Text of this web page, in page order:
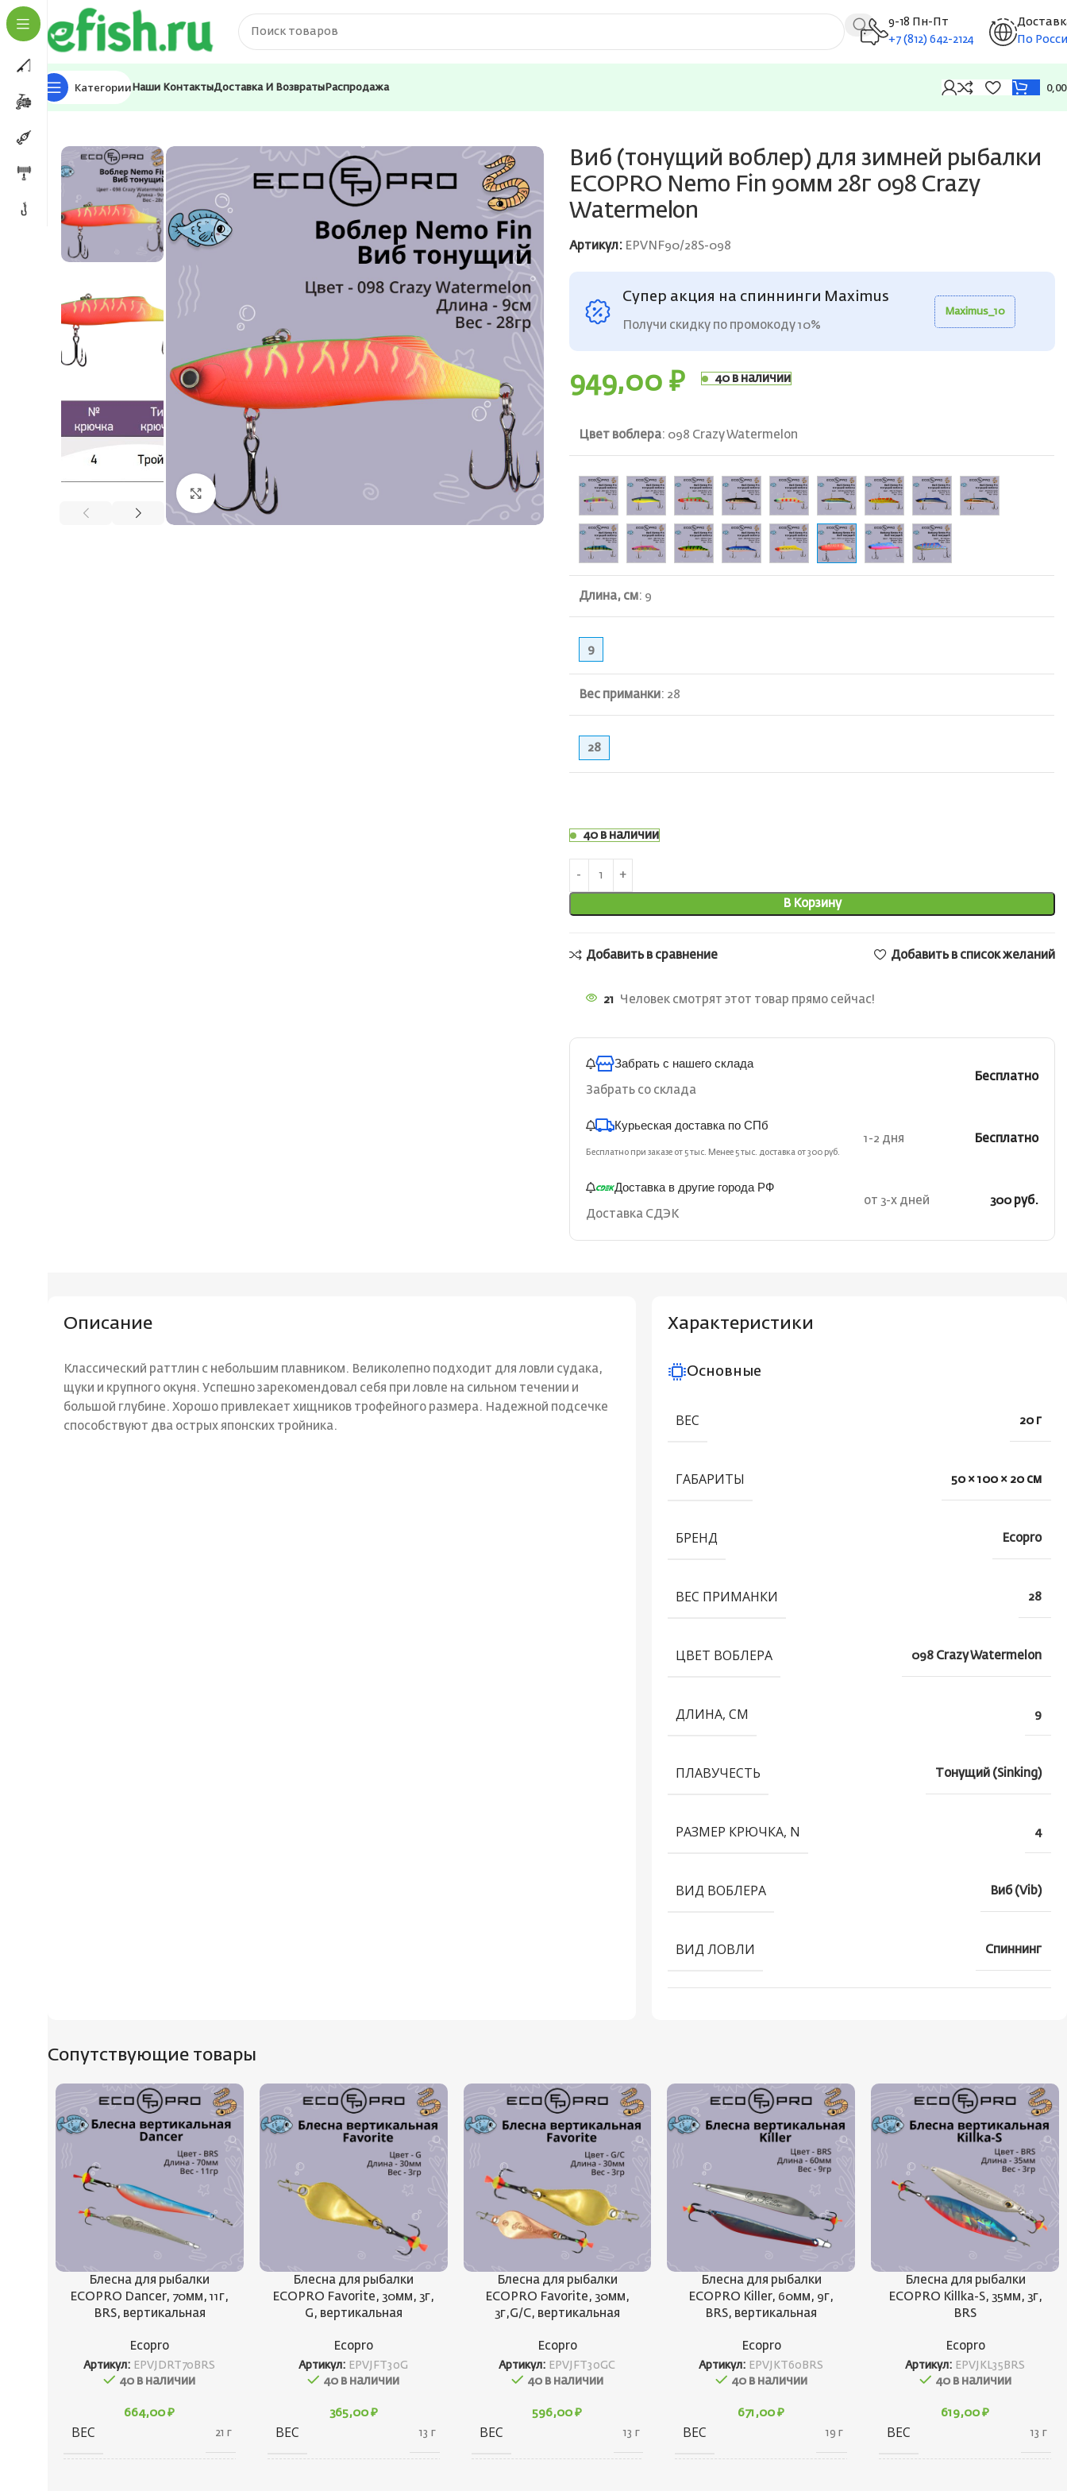
9-18 Пн-Пт
+7 (812) 642-2124
По
Категории Наши КонтактыДоставка И Возвраты Распродажа
Главная Приманки
Нажмите, чтобы увеличить
Виб (тонущий воблер) для зимней рыбалки
ECOPRO Nemo Fin 90мм 28г 098 Crazy
Watermelon
Артикул: EPVNF90/28S-098
Супер акция на спиннинги Maximus
Получи скидку по промокоду 10%
Maximus_10
949,00 ₽ 40 в наличии
Цвет воблера: 098 Crazy Watermelon
Длина, см: 9
9
Вес приманки: 28
28
40 в наличии
В Корзину
Добавить в сравнение Добавить в список желаний
21 Человек смотрят этот товар прямо сейчас!
Забрать с нашего склада
Забрать со склада
Бесплатно
Курьеская доставка по СПб
Бесплатно при заказе от 5 тыс. Менее 5 тыс. доставка от 300 руб.
1-2 дня Бесплатно
Доставка в другие города РФ
Доставка СДЭК
от 3-х дней 300 руб.
Описание
Классический раттлин с небольшим плавником. Великолепно подходит для ловли судака,
щуки и крупного окуня. Успешно зарекомендовал себя при ловле на сильном течении и
большой глубине. Хорошо привлекает хищников трофейного размера. Надежной подсечке
способствуют два острых японских тройника.
Характеристики
Основные
ВЕС 20 г
ГАБАРИТЫ 50 × 100 × 20 см
БРЕНД Ecopro
ВЕС ПРИМАНКИ 28
ЦВЕТ ВОБЛЕРА 098 Crazy Watermelon
ДЛИНА, СМ 9
ПЛАВУЧЕСТЬ Тонущий (Sinking)
РАЗМЕР КРЮЧКА, N 4
ВИД ВОБЛЕРА Виб (Vib)
ВИД ЛОВЛИ Спиннинг
Сопутствующие товары
Блесна для рыбалки
ECOPRO Dancer, 70мм, 11г,
BRS, вертикальная
Ecopro
Артикул: EPVJDRT70BRS
40 в наличии
664,00₽
ВЕС 21 г
Блесна для рыбалки
ECOPRO Favorite, 30мм, 3г,
G, вертикальная
Ecopro
Артикул: EPVJFT30G
40 в наличии
365,00 ₽
ВЕС 13 г
Блесна для рыбалки
ECOPRO Favorite, 30мм,
3г,G/C, вертикальная
Ecopro
Артикул: EPVJFT30GC
40 в наличии
596,00₽
ВЕС 13 г
Блесна для рыбалки
ECOPRO Killer, 60мм, 9г,
BRS, вертикальная
Ecopro
Артикул: EPVJKT60BRS
40 в наличии
671,00₽
ВЕС 19 г
Блесна для рыбалки
ECOPRO Killka-S, 35мм, 3г,
BRS
Ecopro
Артикул: EPVJKL35BRS
40 в наличии
619,00₽
ВЕС 13 г